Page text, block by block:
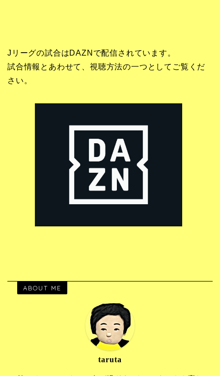
Jリーグの試合はDAZNで配信されています。
試合情報とあわせて、視聴方法の一つとしてご覧くだ
さい。
ABOUT ME
taruta